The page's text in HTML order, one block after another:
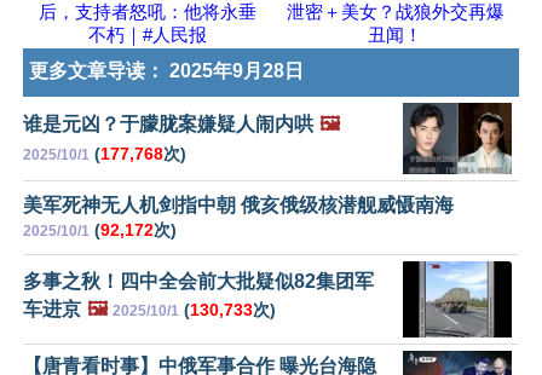
后，支持者怒吼：他将永垂
不朽｜#人民报
泄密＋美女？战狼外交再爆
丑闻！
更多文章导读： 2025年9月28日
谁是元凶？于朦胧案嫌疑人闹内哄 🖼️
2025/10/1 (177,768次)
美军死神无人机剑指中朝 俄亥俄级核潜舰威慑南海
2025/10/1 (92,172次)
多事之秋！四中全会前大批疑似82集团军
车进京 🖼️ 2025/10/1 (130,733次)
【唐青看时事】中俄军事合作 曝光台海隐